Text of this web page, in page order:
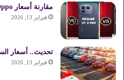
مقارنة أسعار Oppo وRealme وPixel اليوم
فبراير 13, 2026
تحديث.. أسعار
فبراير 13, 2026